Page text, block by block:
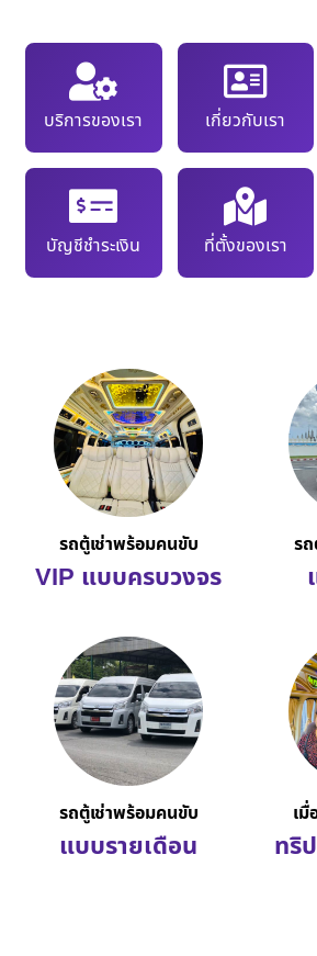
บริการของเรา เกี่ยวกับเรา
บัญชีชำระเงิน ที่ตั้งของเรา
รถตู้เช่าพร้อมคนขับ
VIP แบบครบวงจร
ร
รถตู้เช่าพร้อมคนขับ
แบบรายเดือน
เมื่
ทริ